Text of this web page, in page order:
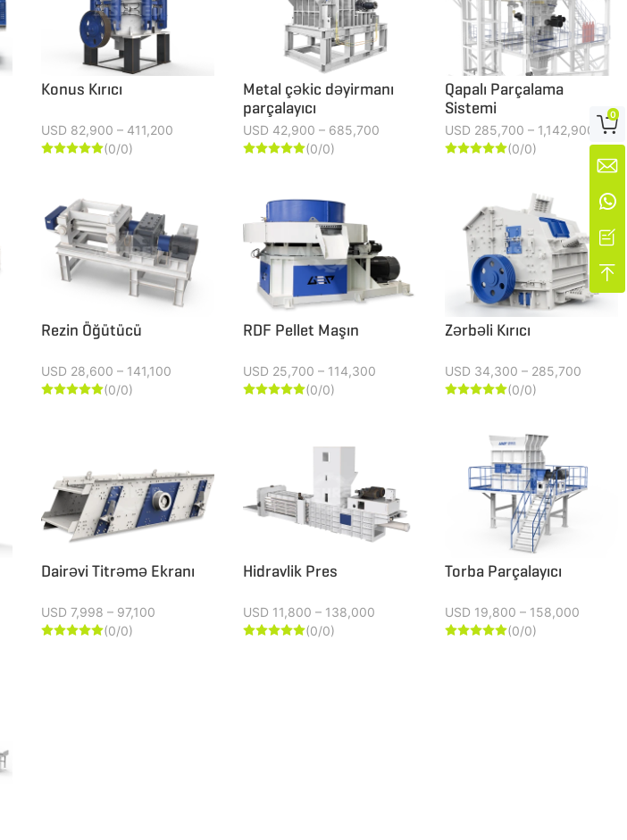
Konus Kırıcı
USD 82,900 – 411,200
(0/0)
Metal çəkic dəyirmanı
parçalayıcı
USD 42,900 – 685,700
(0/0)
Qapalı Parçalama
Sistemi
USD 285,700 – 1,142,900
(0/0)
Rezin Öğütücü
USD 28,600 – 141,100
(0/0)
RDF Pellet Maşın
USD 25,700 – 114,300
(0/0)
Zərbəli Kırıcı
USD 34,300 – 285,700
(0/0)
Dairəvi Titrəmə Ekranı
USD 7,998 – 97,100
(0/0)
Hidravlik Pres
USD 11,800 – 138,000
(0/0)
Torba Parçalayıcı
USD 19,800 – 158,000
(0/0)

0



